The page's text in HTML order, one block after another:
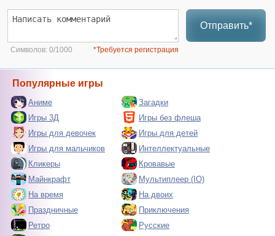
Отправить*
Символов: 0/1000 *Требуется регистрация
Популярные игры
Аниме
Загадки
Игры 3Д
Игры без флеша
Игры для девочек
Игры для детей
Игры для мальчиков
Интеллектуальные
Кликеры
Кровавые
Майнкрафт
Мультиплеер (IO)
На время
На двоих
Праздничные
Приключения
Ретро
Русские